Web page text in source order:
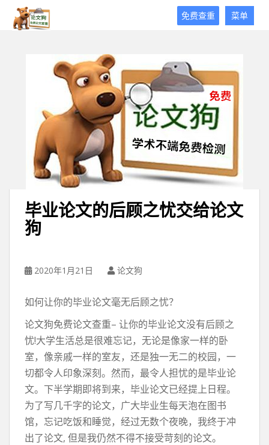
菜单
免费查重
毕业论文的后顾之忧交给论文
狗
2020年1月21日 论文狗
如何让你的毕业论文毫无后顾之忧？
论文狗免费论文查重– 让你的毕业论文没有后顾之
忧!大学生活总是很难忘记，无论是像家一样的卧
室，像亲戚一样的室友，还是独一无二的校园，一
切都令人印象深刻。然而，最令人担忧的是毕业论
文。下半学期即将到来，毕业论文已经提上日程。
为了写几千字的论文，广大毕业生每天泡在图书
馆，忘记吃饭和睡觉，经过无数个夜晚，我终于冲
出了论文, 但是我仍然不得不接受苛刻的论文。